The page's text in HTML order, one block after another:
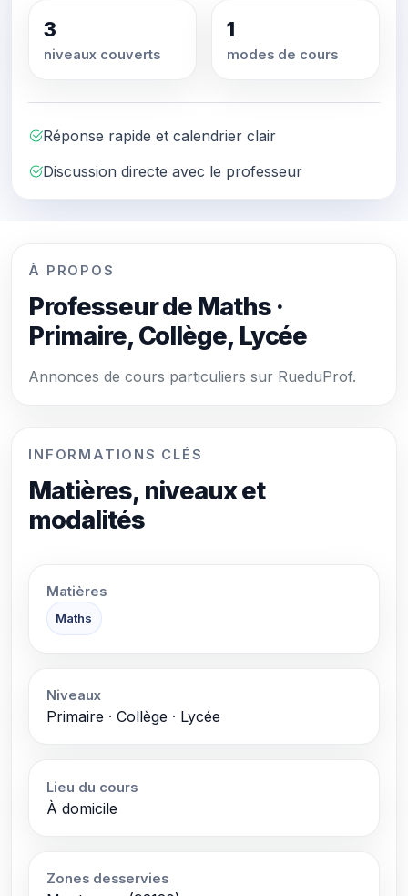
3
niveaux couverts
1
modes de cours
Réponse rapide et calendrier clair
Discussion directe avec le professeur
À PROPOS
Professeur de Maths ·
Primaire, Collège, Lycée
Annonces de cours particuliers sur RueduProf.
INFORMATIONS CLÉS
Matières, niveaux et
modalités
Matières
Maths
Niveaux
Primaire · Collège · Lycée
Lieu du cours
À domicile
Zones desservies